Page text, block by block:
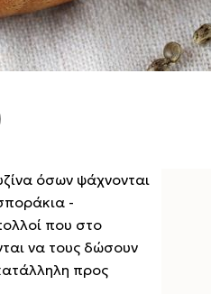
όσων ψάχνονται
-
που στο
να τους δώσουν
προς